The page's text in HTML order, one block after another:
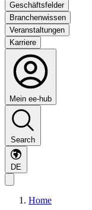
Geschäftsfelder
Branchenwissen
Veranstaltungen
Karriere
Mein ee-hub
Search
DE
Home